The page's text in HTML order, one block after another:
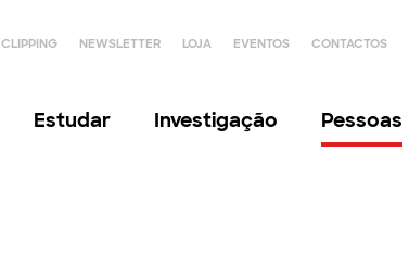
CLIPPING NEWSLETTER LOJA EVENTOS CONTACTOS
Estudar Investigação Pessoas